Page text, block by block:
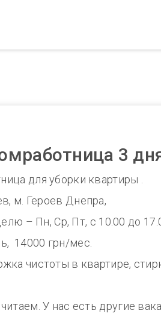
3
для уборки квартиры .
м. Героев Днепра,
– Пн, Ср, Пт, с 10.00 до
14000 грн/мес.
чистоты в квартире,
У нас есть другие